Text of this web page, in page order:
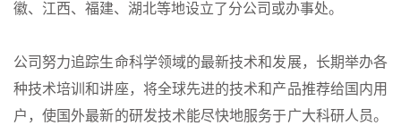
徽、江西、福建、湖北等地设立了分公司或办事处。
公司努力追踪生命科学领域的最新技术和发展，长期举办各
种技术培训和讲座，将全球先进的技术和产品推荐给国内用
户，使国外最新的研发技术能尽快地服务于广大科研人员。